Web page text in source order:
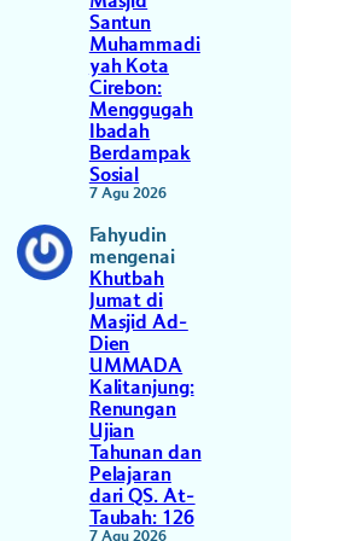
Santun
Muhammadi
yah Kota
Cirebon:
Menggugah
Ibadah
Berdampak
Sosial
7 Agu 2026
Fahyudin
mengenai
Khutbah
Jumat di
Masjid Ad-
Dien
UMMADA
Kalitanjung:
Renungan
Ujian
Tahunan dan
Pelajaran
dari QS. At-
Taubah: 126
7 Agu 2026